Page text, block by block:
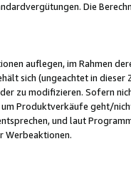
Die
auflegen, im Rahmen
sich (ungeachtet in
zu modifizieren. Sofern
Produktverkäufe geht/
und laut
Werbeaktionen.